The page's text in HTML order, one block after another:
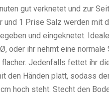
gut verknetet und zur
1 Prise Salz werden mit
und eingeknetet.
oder ihr nehmt eine normale
Jedenfalls fettet ihr
den Händen platt, sodass
hoch steht. Stecht den